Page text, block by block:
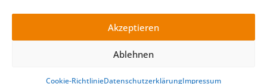
Akzeptieren
Ablehnen
Cookie-RichtlinieDatenschutzerklärungImpressum
©2025 TELLiT – Ihre Full Service Werbeagentur für Marketing
Beratung, Online Marketing, Print, Foto und Film Produktion .
Made with 🧡 in Würzburg (Bayern) - für die Region Würzburg,
Marktheidenfeld,